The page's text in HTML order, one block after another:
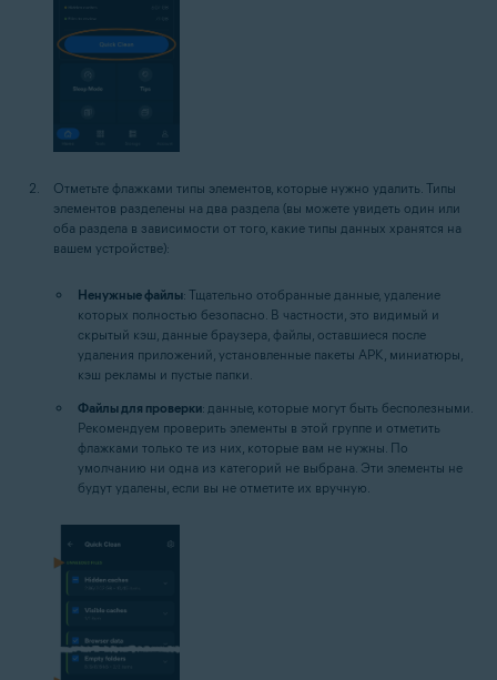
Отметьте флажками типы элементов, которые нужно удалить. Типы
элементов разделены на два раздела (вы можете увидеть один или
оба раздела в зависимости от того, какие типы данных хранятся на
вашем устройстве):
Ненужные файлы: Тщательно отобранные данные, удаление
которых полностью безопасно. В частности, это видимый и
скрытый кэш, данные браузера, файлы, оставшиеся после
удаления приложений, установленные пакеты APK, миниатюры,
кэш рекламы и пустые папки.
Файлы для проверки: данные, которые могут быть бесполезными.
Рекомендуем проверить элементы в этой группе и отметить
флажками только те из них, которые вам не нужны. По
умолчанию ни одна из категорий не выбрана. Эти элементы не
будут удалены, если вы не отметите их вручную.